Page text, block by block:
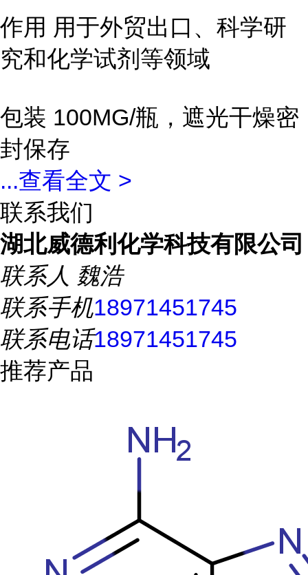
作用 用于外贸出口、科学研
究和化学试剂等领域
包装 100MG/瓶，遮光干燥密
封保存
...查看全文 >
联系我们
湖北威德利化学科技有限公司
联系人 魏浩
联系手机18971451745
联系电话18971451745
推荐产品